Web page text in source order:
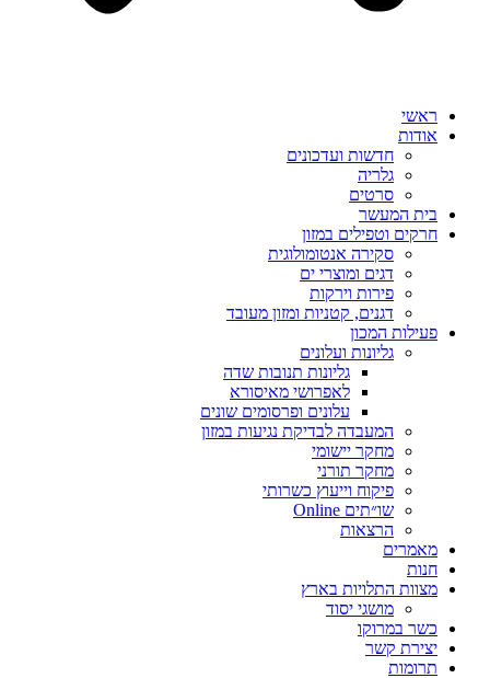
ראשי
אודות
חדשות ועדכונים
גלריה
סרטים
בית המעשר
חרקים וטפילים במזון
סקירה אנטומולוגית
דגים ומוצרי ים
פירות וירקות
דגנים, קטניות ומזון מעובד
פעילות המכון
גליונות ועלונים
גליונות תנובות שדה
לאפרושי מאיסורא
עלונים ופרסומים שונים
המעבדה לבדיקת נגיעות במזון
מחקר יישומי
מחקר תורני
פיקוח וייעוץ כשרותי
שו״תים Online
הרצאות
מאמרים
חנות
מצוות התלויות בארץ
מושגי יסוד
כשר במרוקו
יצירת קשר
תרומות